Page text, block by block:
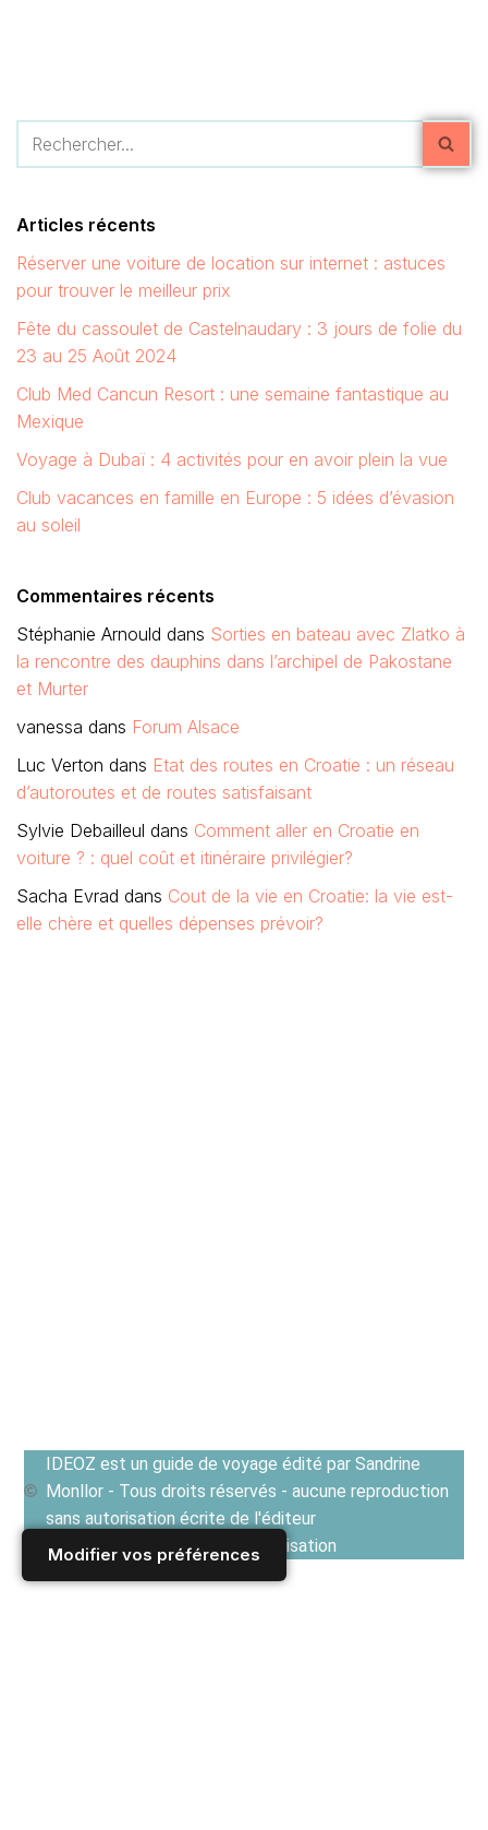
Modifier vos préférences
Articles récents
Réserver une voiture de location sur internet : astuces
pour trouver le meilleur prix
Fête du cassoulet de Castelnaudary : 3 jours de folie du
23 au 25 Août 2024
Club Med Cancun Resort : une semaine fantastique au
Mexique
Voyage à Dubaï : 4 activités pour en avoir plein la vue
Club vacances en famille en Europe : 5 idées d’évasion
au soleil
Commentaires récents
Stéphanie Arnould dans Sorties en bateau avec Zlatko à
la rencontre des dauphins dans l’archipel de Pakostane
et Murter
vanessa dans Forum Alsace
Luc Verton dans Etat des routes en Croatie : un réseau
d’autoroutes et de routes satisfaisant
Sylvie Debailleul dans Comment aller en Croatie en
voiture ? : quel coût et itinéraire privilégier?
Sacha Evrad dans Cout de la vie en Croatie: la vie est-
elle chère et quelles dépenses prévoir?
IDEOZ est un guide de voyage édité par Sandrine
Monllor - Tous droits réservés - aucune reproduction
sans autorisation écrite de l'éditeur
Voir les Conditions générales d'utilisation